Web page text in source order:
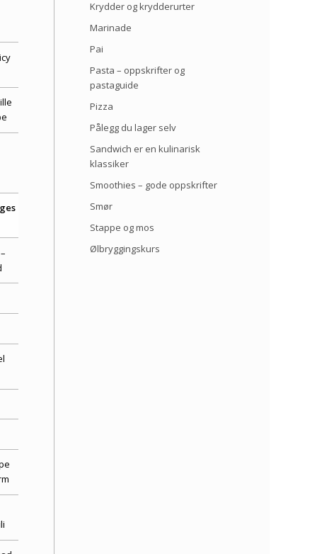
Krydder og krydderurter
Marinade
Pai
Pasta – oppskrifter og
pastaguide
Pizza
Pålegg du lager selv
Sandwich er en kulinarisk
klassiker
Smoothies – gode oppskrifter
Smør
Stappe og mos
Ølbryggingskurs